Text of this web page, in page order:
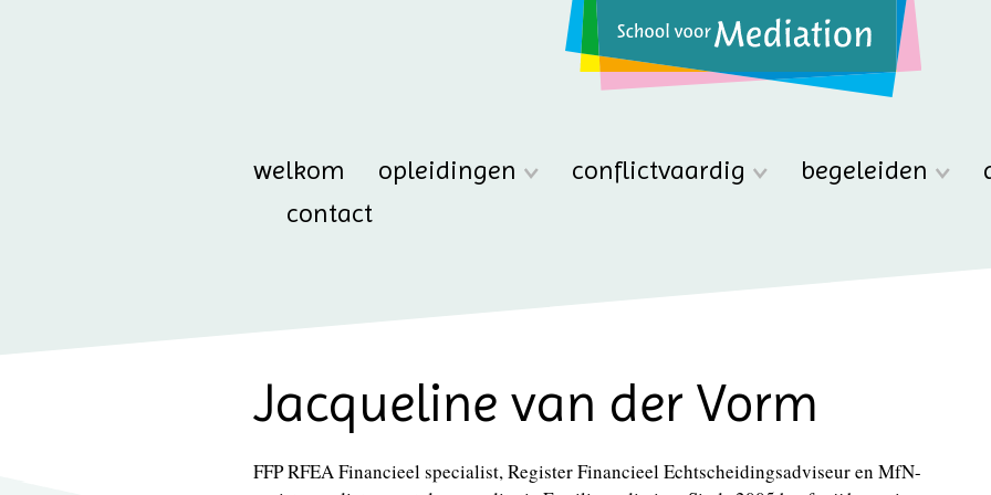
welkom opleidingen conflictvaardig begeleiden
contact
Jacqueline van der Vorm
FFP RFEA Financieel specialist, Register Financieel Echtscheidingsadviseur en MfN-